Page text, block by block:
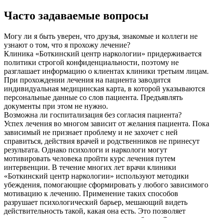
Часто задаваемые вопросы
Могу ли я быть уверен, что друзья, знакомые и коллеги не
узнают о том, что я прохожу лечение?
Клиника «Боткинский центр наркологии» придерживается
политики строгой конфиденциальности, поэтому не
разглашает информацию о клиентах клиники третьим лицам.
При прохождении лечения на пациента заводится
индивидуальная медицинская карта, в которой указываются
персональные данные со слов пациента. Предъявлять
документы при этом не нужно.
Возможна ли госпитализация без согласия пациента?
Успех лечения во многом зависит от желания пациента. Пока
зависимый не признает проблему и не захочет с ней
справиться, действия врачей и родственников не принесут
результата. Однако психологи и наркологи могут
мотивировать человека пройти курс лечения путем
интервенции. В течение многих лет врачи клиники
«Боткинский центр наркологии» используют методики
убеждения, помогающие сформировать у любого зависимого
мотивацию к лечению. Применение таких способов
разрушает психологический барьер, мешающий видеть
действительность такой, какая она есть. Это позволяет